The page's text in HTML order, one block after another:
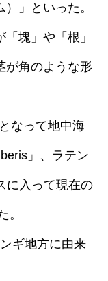
」といった。
塊」や「根」
が角のような形
なって地中海
」、ラテン
に入って現在の
。
ギ地方に由来